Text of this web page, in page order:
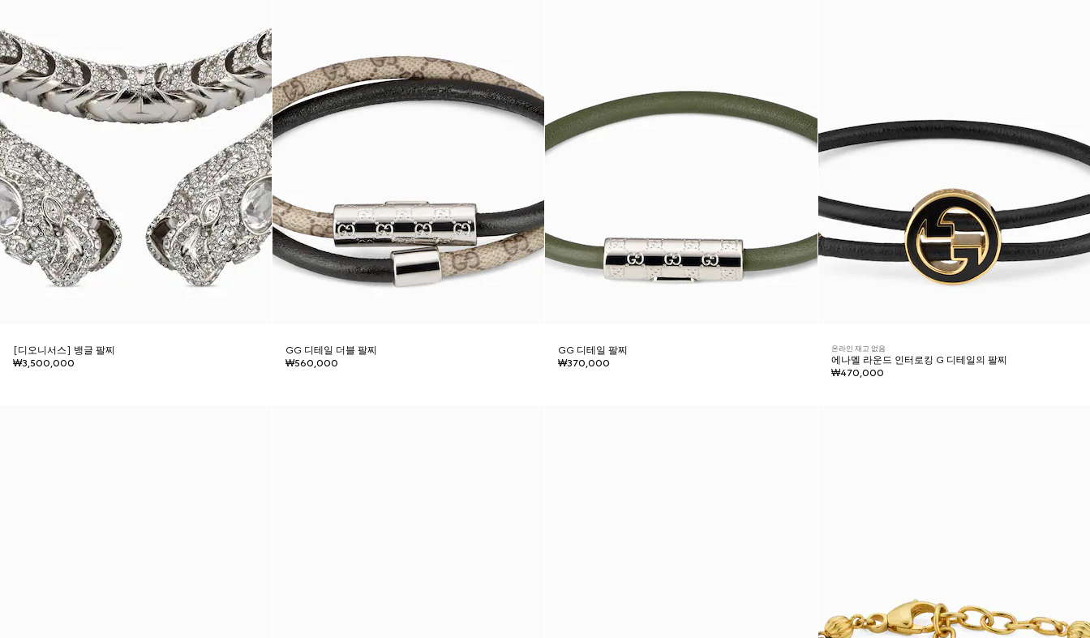
[디오니서스] 뱅글 팔찌
₩3,500,000
GG 디테일 더블 팔찌
₩560,000
GG 디테일 팔찌
₩370,000
온라인 재고 없음
에나멜 라운드 인터로킹 G 디테일의 팔찌
₩470,000